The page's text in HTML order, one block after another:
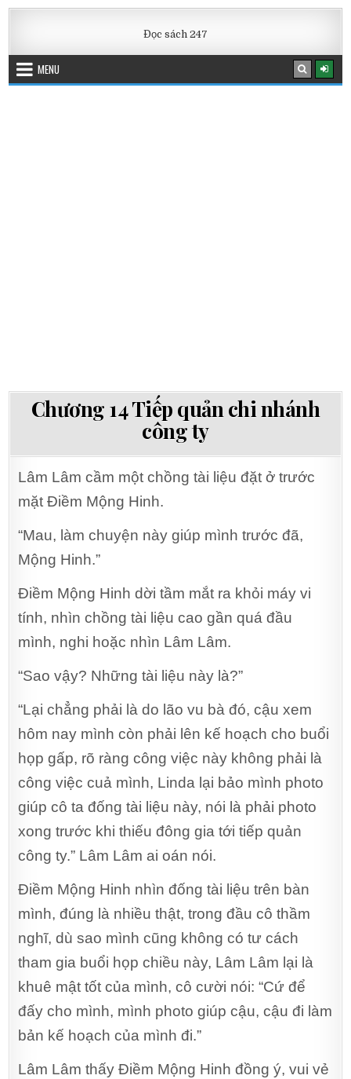
Đọc sách 247
MENU
Chương 14 Tiếp quản chi nhánh
công ty
Lâm Lâm cầm một chồng tài liệu đặt ở trước
mặt Điềm Mộng Hinh.
“Mau, làm chuyện này giúp mình trước đã,
Mộng Hinh.”
Điềm Mộng Hinh dời tầm mắt ra khỏi máy vi
tính, nhìn chồng tài liệu cao gần quá đầu
mình, nghi hoặc nhìn Lâm Lâm.
“Sao vậy? Những tài liệu này là?”
“Lại chẳng phải là do lão vu bà đó, cậu xem
hôm nay mình còn phải lên kế hoạch cho buổi
họp gấp, rõ ràng công việc này không phải là
công việc cuả mình, Linda lại bảo mình photo
giúp cô ta đống tài liệu này, nói là phải photo
xong trước khi thiếu đông gia tới tiếp quản
công ty.” Lâm Lâm ai oán nói.
Điềm Mộng Hinh nhìn đống tài liệu trên bàn
mình, đúng là nhiều thật, trong đầu cô thầm
nghĩ, dù sao mình cũng không có tư cách
tham gia buổi họp chiều này, Lâm Lâm lại là
khuê mật tốt của mình, cô cười nói: “Cứ để
đấy cho mình, mình photo giúp cậu, cậu đi làm
bản kế hoạch của mình đi.”
Lâm Lâm thấy Điềm Mộng Hinh đồng ý, vui vẻ